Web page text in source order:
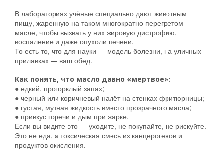
В лабораториях учёные специально дают животным
пищу, жаренную на таком многократно перегретом
масле, чтобы вызвать у них жировую дистрофию,
воспаление и даже опухоли печени.
То есть то, что для науки — модель болезни, на уличных
прилавках — ваш обед.
Как понять, что масло давно «мертвое»:
● едкий, прогорклый запах;
● черный или коричневый налёт на стенках фритюрницы;
● густая, мутная жидкость вместо прозрачного масла;
● привкус горечи и дым при жарке.
Если вы видите это — уходите, не покупайте, не рискуйте.
Это не еда, а токсическая смесь из канцерогенов и
продуктов окисления.